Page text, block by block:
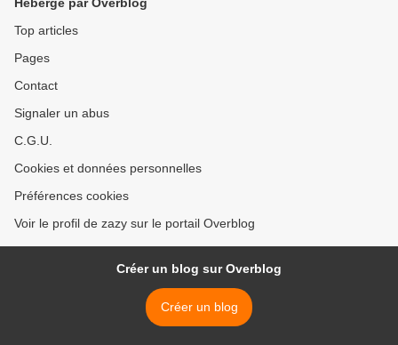
Top articles
Pages
Contact
Signaler un abus
C.G.U.
Cookies et données personnelles
Préférences cookies
Voir le profil de zazy sur le portail Overblog
Créer un blog sur Overblog
Créer un blog